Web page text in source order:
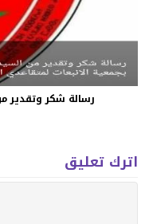
رسالة شكر وتقدير
اترك تعليق